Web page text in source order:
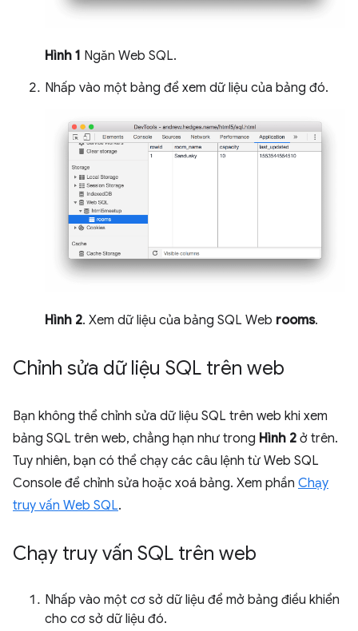
Hình 1 Ngăn Web SQL.
Nhấp vào một bảng để xem dữ liệu của bảng đó.
Hình 2. Xem dữ liệu của bảng SQL Web rooms.
Chỉnh sửa dữ liệu SQL trên web
Bạn không thể chỉnh sửa dữ liệu SQL trên web khi xem
bảng SQL trên web, chẳng hạn như trong Hình 2 ở trên.
Tuy nhiên, bạn có thể chạy các câu lệnh từ Web SQL
Console để chỉnh sửa hoặc xoá bảng. Xem phần Chạy
truy vấn Web SQL.
Chạy truy vấn SQL trên web
Nhấp vào một cơ sở dữ liệu để mở bảng điều khiển
cho cơ sở dữ liệu đó.